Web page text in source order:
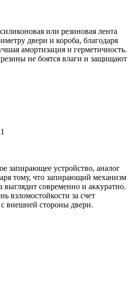
или резиновая лента
двери и короба, благодаря
амортизация и герметичность.
не боятся влаги и защищают
запирающее устройство, аналог
тому, что запирающий механизм
выглядит современно и аккуратно.
взломостойкости за счет
с внешней стороны двери.